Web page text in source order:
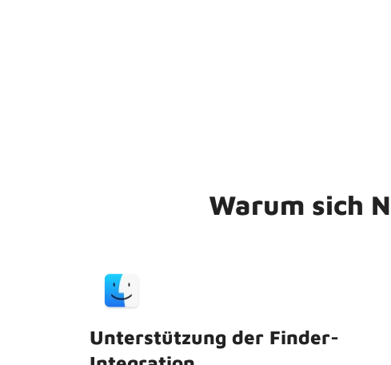
Warum sich
Unterstützung der Finder-